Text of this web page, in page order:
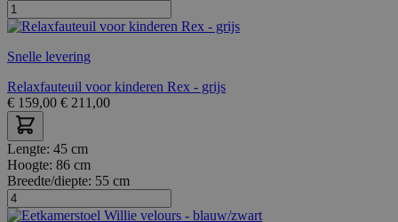
Snelle levering
Relaxfauteuil voor kinderen Rex - grijs
€ 159,00 € 211,00
Lengte: 45 cm
Hoogte: 86 cm
Breedte/diepte: 55 cm